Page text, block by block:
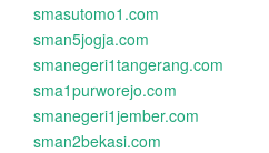
smasutomo1.com
sman5jogja.com
smanegeri1tangerang.com
sma1purworejo.com
smanegeri1jember.com
sman2bekasi.com